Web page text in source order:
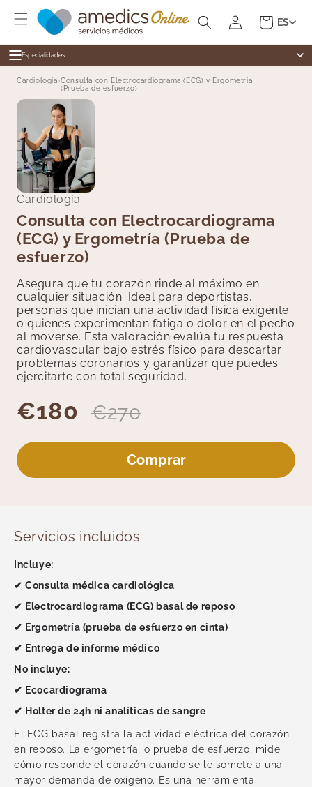
directamente
al contenido
sesión
CarritoES
Especialidades
Especialidades
Alergología
Cirugía General
Dermatología
Digestivo
Endocrinología
Enfermería
Ginecología
Medicina Estética
Hematología
Medicina General
Medicina Interna
Medicina Tradicional
Medicina y Terapias Complementarias
Oftalmología
Pediatría
Podología
Psicología y Terapias
Radiología
Traumatología
Urología
Vascular
Ver todas
Medicina general
Cardiología
Revisiones
Test Ràpidos
Cardiología›Consulta con Electrocardiograma (ECG) y Ergometría
(Prueba de esfuerzo)
Cardiología
Consulta con Electrocardiograma
(ECG) y Ergometría (Prueba de
esfuerzo)
Asegura que tu corazón rinde al máximo en
cualquier situación. Ideal para deportistas,
personas que inician una actividad física exigente
o quienes experimentan fatiga o dolor en el pecho
al moverse. Esta valoración evalúa tu respuesta
cardiovascular bajo estrés físico para descartar
problemas coronarios y garantizar que puedes
ejercitarte con total seguridad.
€180 €270
Comprar
Servicios incluidos
Incluye:
✔ Consulta médica cardiológica
✔ Electrocardiograma (ECG) basal de reposo
✔ Ergometría (prueba de esfuerzo en cinta)
✔ Entrega de informe médico
No incluye:
✔ Ecocardiograma
✔ Holter de 24h ni analíticas de sangre
El ECG basal registra la actividad eléctrica del corazón
en reposo. La ergometría, o prueba de esfuerzo, mide
cómo responde el corazón cuando se le somete a una
mayor demanda de oxígeno. Es una herramienta